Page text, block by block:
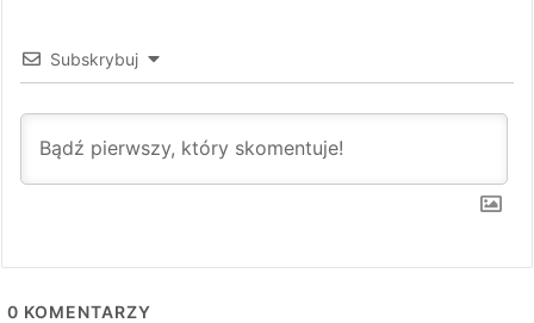
Subskrybuj
0 KOMENTARZY